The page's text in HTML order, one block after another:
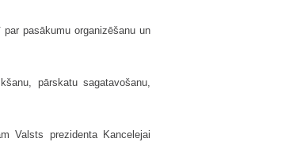
pasākumu organizēšanu un
pārskatu sagatavošanu,
Valsts prezidenta Kancelejai